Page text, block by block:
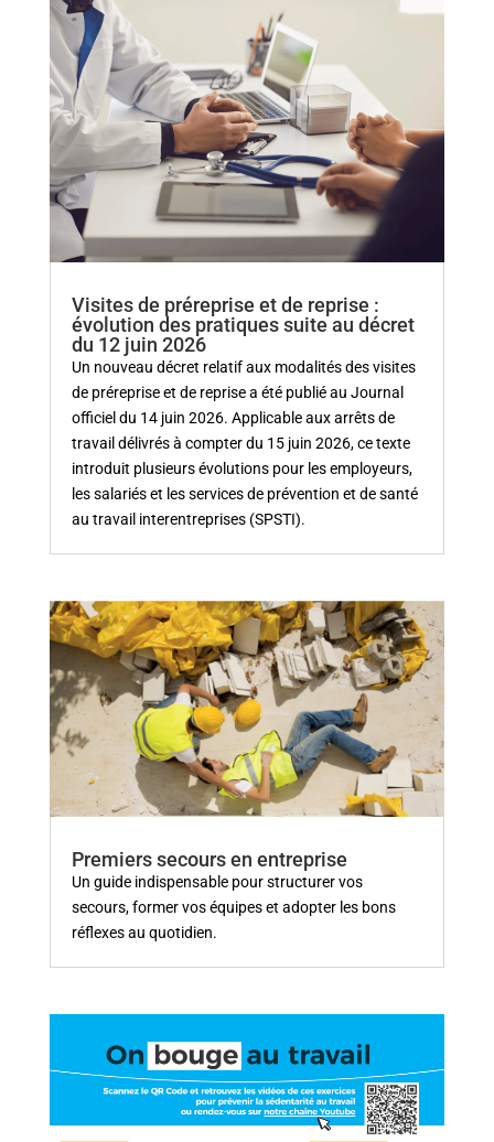
Visites de préreprise et de reprise :
évolution des pratiques suite au décret
du 12 juin 2026
Un nouveau décret relatif aux modalités des visites
de préreprise et de reprise a été publié au Journal
officiel du 14 juin 2026. Applicable aux arrêts de
travail délivrés à compter du 15 juin 2026, ce texte
introduit plusieurs évolutions pour les employeurs,
les salariés et les services de prévention et de santé
au travail interentreprises (SPSTI).
Premiers secours en entreprise
Un guide indispensable pour structurer vos
secours, former vos équipes et adopter les bons
réflexes au quotidien.